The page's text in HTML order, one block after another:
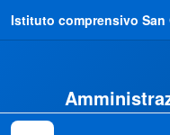
Istituto comprensivo San